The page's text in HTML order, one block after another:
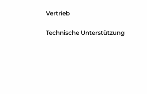
Vertrieb
Technische Unterstützung